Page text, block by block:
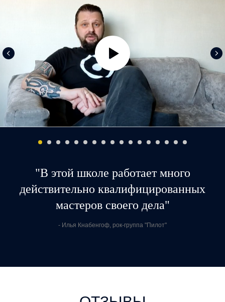
"В этой школе работает много
действительно квалифицированных
мастеров своего дела"
- Илья Кнабенгоф, рок-группа "Пилот"